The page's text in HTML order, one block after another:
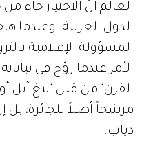
العالم أنّ الاختيار
الدول العربية. وعندما
المسؤولة الإعلامية
الأمر عندما روّج في
القرن" من قبل "بيغ آبل
مرشحاً أصلاً للجائزة،
دياب.